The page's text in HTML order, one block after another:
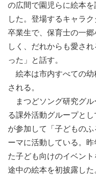
の広間で園児らに絵本
した。登場するキャラ
卒業生で、保育士の一
しく、だれからも愛さ
った」と話す。
絵本は市内すべての幼
される。
まつどソング研究グル
る課外活動グループと
が参加して「子どもの
ーマに活動している。
た子ども向けのイベン
途中の絵本を初披露した